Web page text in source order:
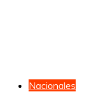
Nacionales